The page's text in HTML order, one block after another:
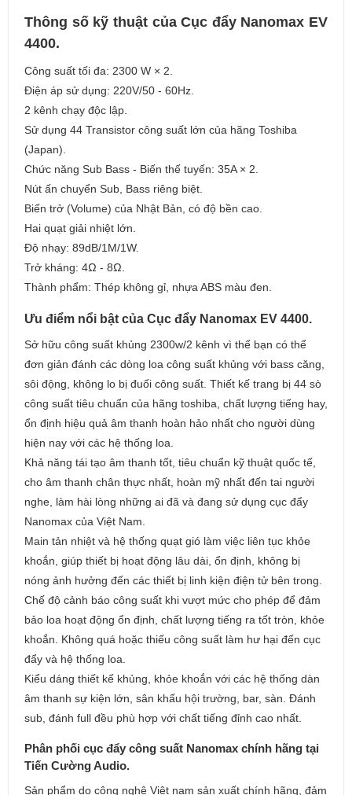
Thông số kỹ thuật của Cục đẩy Nanomax EV
4400.
Công suất tối đa: 2300 W × 2.
Điện áp sử dụng: 220V/50 - 60Hz.
2 kênh chạy độc lập.
Sử dụng 44 Transistor công suất lớn của hãng Toshiba
(Japan).
Chức năng Sub Bass - Biến thế tuyến: 35A × 2.
Nút ấn chuyển Sub, Bass riêng biệt.
Biến trở (Volume) của Nhật Bản, có độ bền cao.
Hai quạt giải nhiệt lớn.
Độ nhạy: 89dB/1M/1W.
Trở kháng: 4Ω - 8Ω.
Thành phẩm: Thép không gỉ, nhựa ABS màu đen.
Ưu điểm nổi bật của Cục đẩy Nanomax EV 4400.
Sở hữu công suất khủng 2300w/2 kênh vì thế bạn có thể
đơn giản đánh các dòng loa công suất khủng với bass căng,
sôi động, không lo bị đuối công suất. Thiết kế trang bị 44 sò
công suất tiêu chuẩn của hãng toshiba, chất lượng tiếng hay,
ổn định hiệu quả âm thanh hoàn hảo nhất cho người dùng
hiện nay với các hệ thống loa.
Khả năng tái tạo âm thanh tốt, tiêu chuẩn kỹ thuật quốc tế,
cho âm thanh chân thực nhất, hoàn mỹ nhất đến tai người
nghe, làm hài lòng những ai đã và đang sử dụng cục đẩy
Nanomax của Việt Nam.
Main tản nhiệt và hệ thống quạt gió làm việc liên tục khỏe
khoắn, giúp thiết bị hoạt động lâu dài, ổn định, không bị
nóng ảnh hưởng đến các thiết bị linh kiện điện tử bên trong.
Chế độ cảnh báo công suất khi vượt mức cho phép để đảm
bảo loa hoạt động ổn định, chất lượng tiếng ra tốt tròn, khỏe
khoắn. Không quá hoặc thiếu công suất làm hư hại đến cục
đẩy và hệ thống loa.
Kiểu dáng thiết kế khủng, khỏe khoắn với các hệ thống dàn
âm thanh sự kiện lớn, sân khấu hội trường, bar, sàn. Đánh
sub, đánh full đều phù hợp với chất tiếng đỉnh cao nhất.
Phân phối cục đẩy công suất Nanomax chính hãng tại
Tiến Cường Audio.
Sản phẩm do công nghệ Việt nam sản xuất chính hãng, đảm